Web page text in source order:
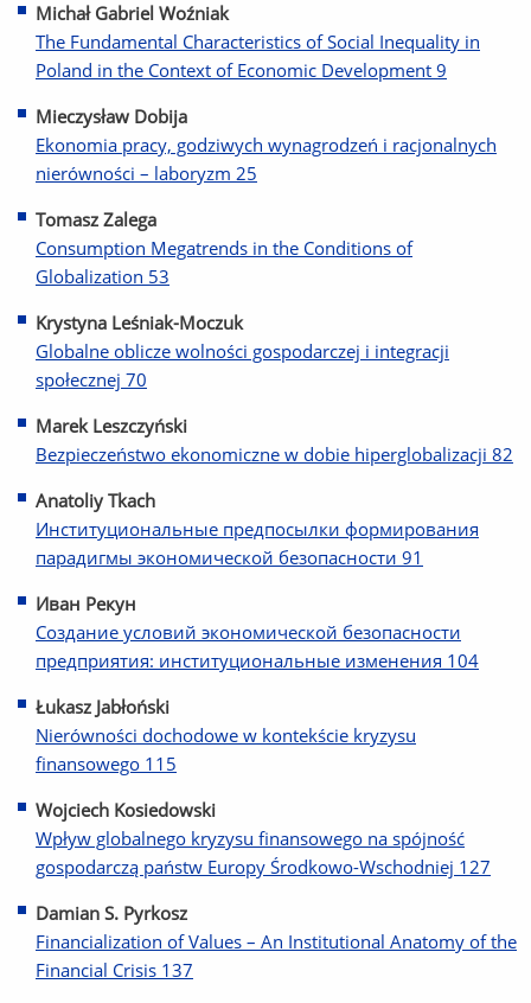
Michał Gabriel Woźniak
The Fundamental Characteristics of Social Inequality in
Poland in the Context of Economic Development 9
Mieczysław Dobija
Ekonomia pracy, godziwych wynagrodzeń i racjonalnych
nierówności – laboryzm 25
Tomasz Zalega
Consumption Megatrends in the Conditions of
Globalization 53
Krystyna Leśniak-Moczuk
Globalne oblicze wolności gospodarczej i integracji
społecznej 70
Marek Leszczyński
Bezpieczeństwo ekonomiczne w dobie hiperglobalizacji 82
Anatoliy Tkach
Институциональные предпосылки формирования
парадигмы экономической безопасности 91
Иван Рекун
Создание условий экономической безопасности
предприятия: институциональные изменения 104
Łukasz Jabłoński
Nierówności dochodowe w kontekście kryzysu
finansowego 115
Wojciech Kosiedowski
Wpływ globalnego kryzysu finansowego na spójność
gospodarczą państw Europy Środkowo-Wschodniej 127
Damian S. Pyrkosz
Financialization of Values – An Institutional Anatomy of the
Financial Crisis 137